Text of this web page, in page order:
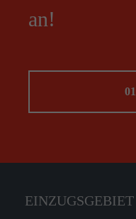
an!
EINZUGSGEBIET